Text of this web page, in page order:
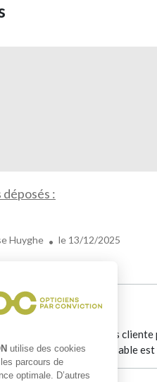
déposés :
Huyghe le 13/12/2025
le 10/10/2025
alors que je ne suis pas
réparation. Le responsable